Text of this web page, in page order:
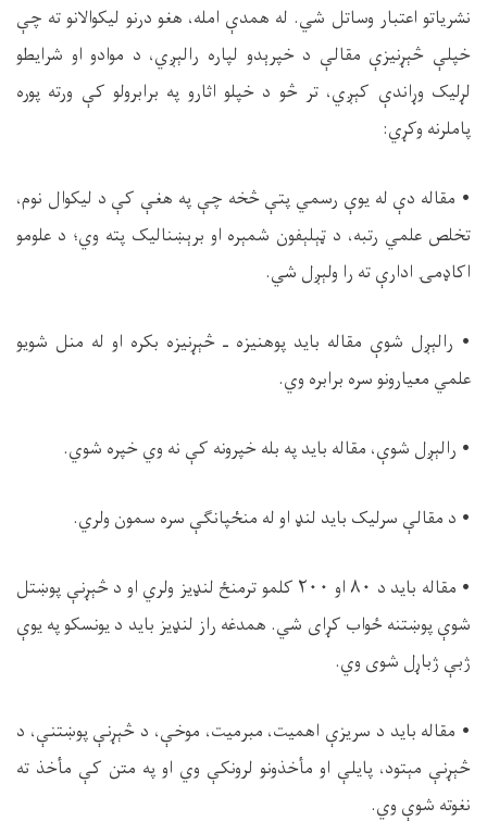
نشریاتو اعتبار وساتل شي. له همدې امله، هغو درنو لیکوالانو ته چې
خپلې څېړنیزې مقالې د خپرېدو لپاره رالېږي، د موادو او شرایطو
لړلیک وړاندې کېږي، تر څو د خپلو اثارو په برابرولو کې ورته پوره
پاملرنه وکړي:
• مقاله دې له یوې رسمي پتې څخه چې په هغې کې د ليکوال نوم،
تخلص علمي رتبه، د ټېلېفون شمېره او برېښناليک پته وي؛ د علومو
اکاډمۍ ادارې ته را ولېږل شي.
• رالېږل شوې مقاله بايد پوهنيزه ـ څېړنيزه بكره او له منل شويو
علمي معيارونو سره برابره وي.
• رالېږل شوې، مقاله باید په بله خپرونه کې نه وي خپره شوي.
• د مقالې سرلیک باید لنډ او له منځپانگې سره سمون ولري.
• مقاله باید د ۸۰ او ۲۰۰ کلمو ترمنځ لنډيز ولري او د څېړنې پوښتل
شوې پوښتنه ځواب کړای شي. همدغه راز لنډیز باید د یونسکو په يوې
ژبې ژباړل شوی وي.
• مقاله باید د سریزې اهمیت، مبرمیت، موخې، د څېړنې پوښتنې، د
څېړنې مېتود، پايلې او مأخذونو لرونکې وي او په متن کې مأخذ ته
نغوته شوې وي.